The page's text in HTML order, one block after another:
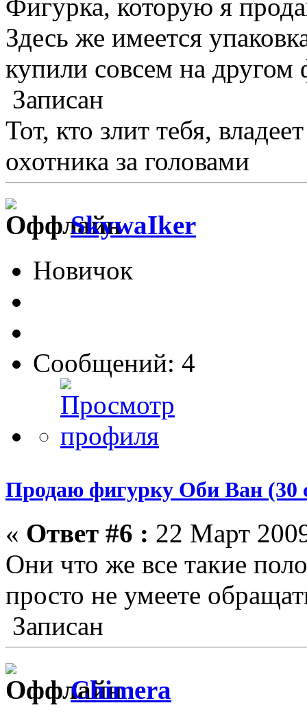
Фигурка, которую я
Здесь же имеется
купили совсем на другом
Записан
Тот, кто злит тебя,
охотника за головами
SkywaIker
Новичок
Сообщений: 4
Продаю фигурку Оби Ван (30
« Ответ #6 : 22 Март
Они что же все такие
просто не умеете
Записан
Chimera